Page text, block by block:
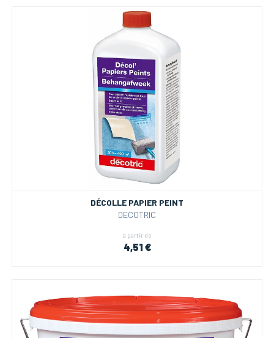
DÉCOLLE PAPIER PEINT
DECOTRIC
à partir de
4,51 €